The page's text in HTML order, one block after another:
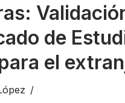
de
el